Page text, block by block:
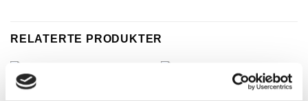
RELATERTE PRODUKTER